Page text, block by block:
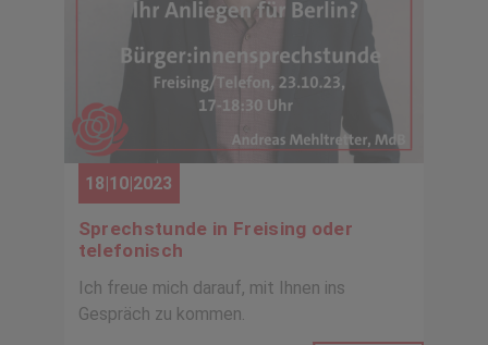
18|10|2023
Sprechstunde in Freising oder
telefonisch
Ich freue mich darauf, mit Ihnen ins
Gespräch zu kommen.